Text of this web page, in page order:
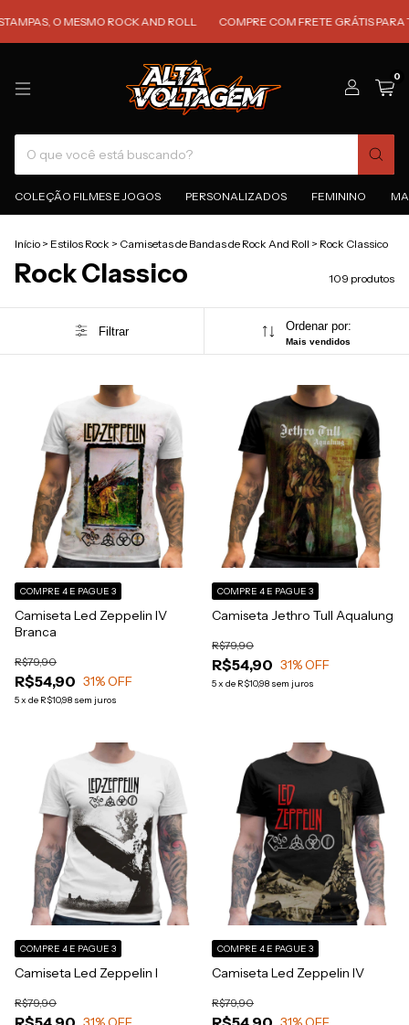
O MESMO ROCK AND ROLL COMPRE COM FRETE GRÁTIS PARA TODO O
0
COLEÇÃO FILMES E JOGOS PERSONALIZADOS FEMININO
Início > Estilos Rock > Camisetas de Bandas de Rock And Roll > Rock Classico
Rock Classico 109 produtos
Filtrar Ordenar por:
Mais vendidos
Camiseta Led Zeppelin IV
Branca
R$54,90
R$79,90
31% OFF
5x de R$10,98 sem juros
COMPRE 4 E PAGUE 3
Camiseta Jethro Tull Aqualung
R$54,90
R$79,90
31% OFF
5x de R$10,98 sem juros
COMPRE 4 E PAGUE 3
Camiseta Led Zeppelin I
R$79,90
COMPRE 4 E PAGUE 3
Camiseta Led Zeppelin IV
R$79,90
COMPRE 4 E PAGUE 3